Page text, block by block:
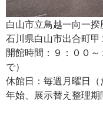
白山市立鳥越一向一揆
石川県白山市出合町甲
開館時間：９：００
で）
休館日：毎週月曜日
年始、展示替え整理期